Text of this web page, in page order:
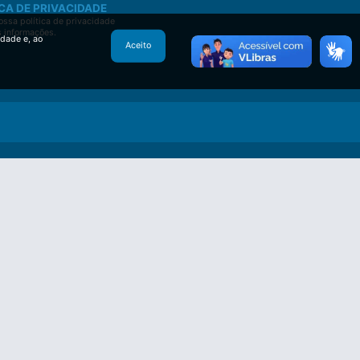
DE PRIVACIDADE
política de privacidade
informações.
e, ao
Aceito